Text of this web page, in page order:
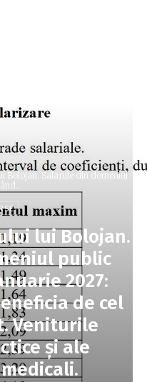
Bolojan. Salariile din domeniul
lui Bolojan.
public
2027:
de cel
Veniturile
și ale